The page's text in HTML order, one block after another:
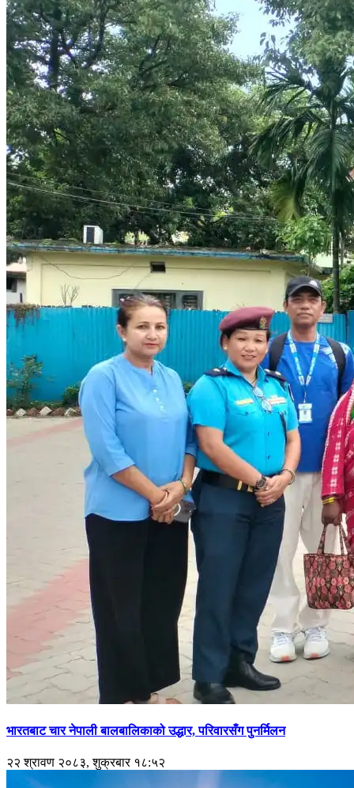
भारतबाट चार नेपाली बालबालिकाको उद्धार, परिवारसँग पुनर्मिलन
२२ श्रावण २०८३, शुक्रबार १८:५२